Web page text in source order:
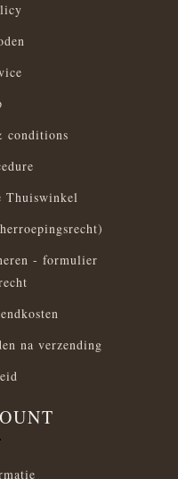
conditions
Thuiswinkel
- formulier
na verzending